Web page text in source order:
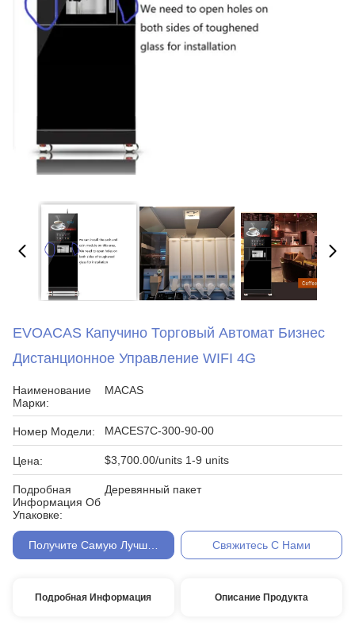
EVOACAS Капучино Торговый Автомат Бизнес
Дистанционное Управление WIFI 4G
Наименование
Марки:
MACAS
Номер Модели: MACES7C-300-90-00
Цена: $3,700.00/units 1-9 units
Подробная
Информация Об
Упаковке:
Деревянный пакет
Получите Самую Лучшую Цену Свяжитесь С Нами
Подробная Информация Описание Продукта